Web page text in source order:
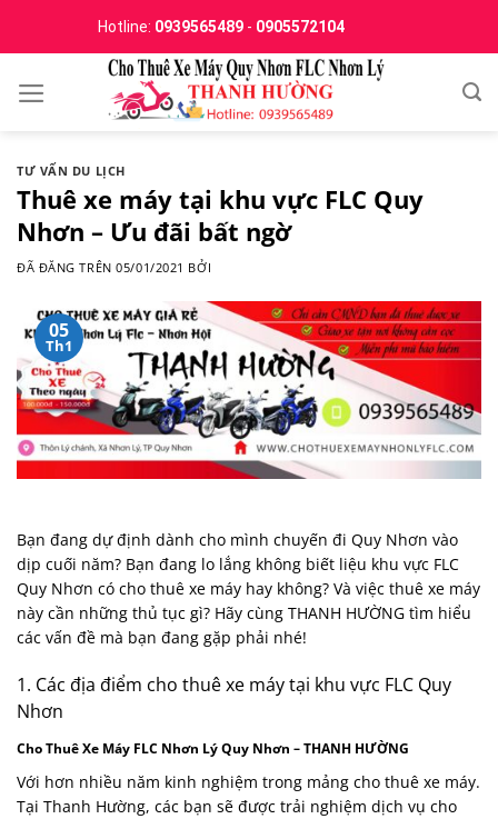
dung
Hotline: 0939565489 - 0905572104
TƯ VẤN DU LỊCH
Thuê xe máy tại khu vực FLC Quy
Nhơn – Ưu đãi bất ngờ
ĐÃ ĐĂNG TRÊN05/01/2021 BỞI
05
Th1
Bạn đang dự định dành cho mình chuyến đi Quy Nhơn vào
dịp cuối năm? Bạn đang lo lắng không biết liệu khu vực FLC
Quy Nhơn có cho thuê xe máy hay không? Và việc thuê xe máy
này cần những thủ tục gì? Hãy cùng THANH HƯỜNG tìm hiểu
các vấn đề mà bạn đang gặp phải nhé!
1. Các địa điểm cho thuê xe máy tại khu vực FLC Quy
Nhơn
Cho Thuê Xe Máy FLC Nhơn Lý Quy Nhơn – THANH HƯỜNG
Với hơn nhiều năm kinh nghiệm trong mảng cho thuê xe máy.
Tại Thanh Hường, các bạn sẽ được trải nghiệm dịch vụ cho